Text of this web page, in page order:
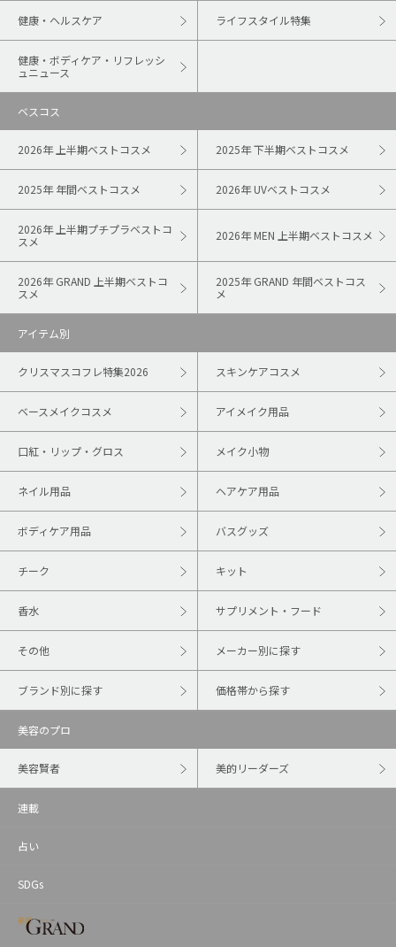
健康・ヘルスケア ライフスタイル特集
健康・ボディケア・リフレッシ
ュニュース
ベスコス
2026年 上半期ベストコスメ 2025年 下半期ベストコスメ
2025年 年間ベストコスメ 2026年 UVベストコスメ
2026年 上半期プチプラベストコ
スメ
2026年 MEN 上半期ベストコスメ
2026年 GRAND 上半期ベストコ
スメ
2025年 GRAND 年間ベストコス
メ
アイテム別
クリスマスコフレ特集2026 スキンケアコスメ
ベースメイクコスメ アイメイク用品
口紅・リップ・グロス メイク小物
ネイル用品 ヘアケア用品
ボディケア用品 バスグッズ
チーク キット
香水 サプリメント・フード
その他 メーカー別に探す
ブランド別に探す 価格帯から探す
美容のプロ
美容賢者 美的リーダーズ
連載
占い
SDGs